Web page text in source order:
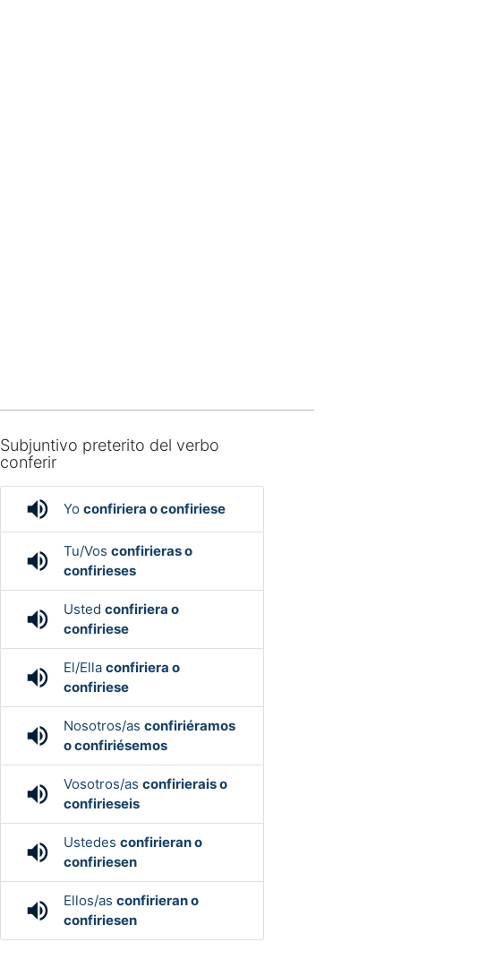
Subjuntivo preterito del verbo
conferir
volume_up Yoconfiriera o confiriese
volume_up Tu/Vosconfirieras o
confirieses
volume_up Ustedconfiriera o
confiriese
volume_up El/Ellaconfiriera o
confiriese
volume_up Nosotros/asconfiriéramos
o confiriésemos
volume_up Vosotros/asconfirierais o
confirieseis
volume_up Ustedesconfirieran o
confiriesen
volume_up Ellos/asconfirieran o
confiriesen